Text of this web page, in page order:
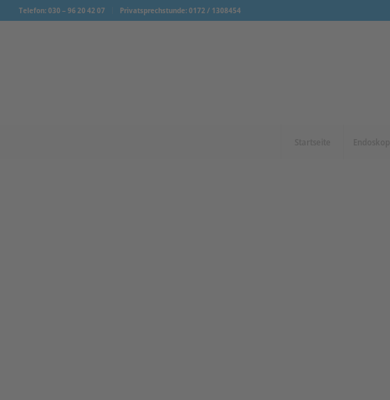
Telefon: 030 – 96 20 42 07 Privatsprechstunde: 0172 / 1308454